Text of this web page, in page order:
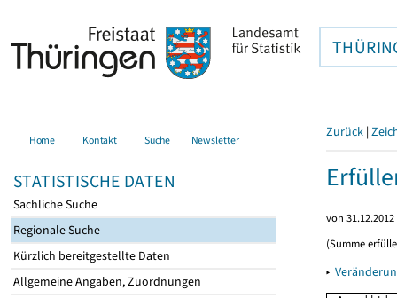
Home Kontakt Suche Newsletter
STATISTISCHE DATEN
Sachliche Suche
Regionale Suche
Kürzlich bereitgestellte Daten
Allgemeine Angaben, Zuordnungen
Zurück |
von
(Summe
▸